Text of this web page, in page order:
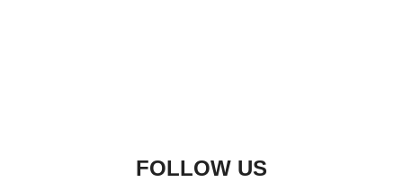
FOLLOW US